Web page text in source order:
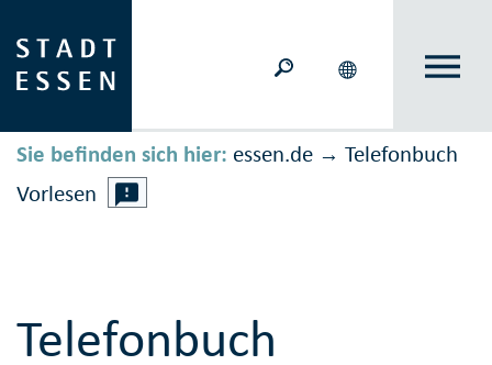
Sie befinden sich hier: essen.de → Telefonbuch
Vorlesen
Telefonbuch